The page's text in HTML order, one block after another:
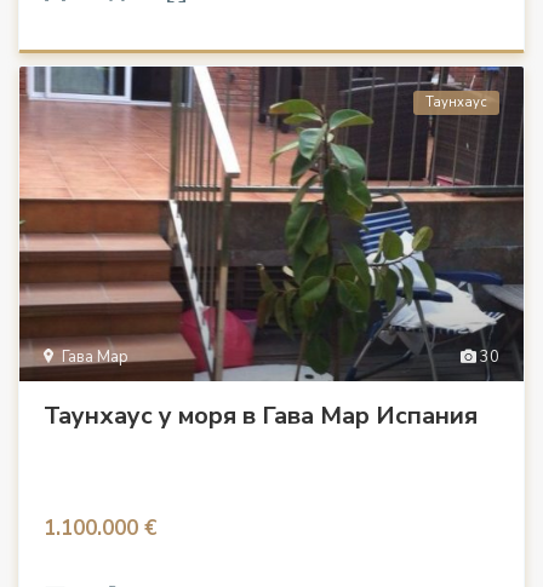
30
Гава Мар
Таунхаус
Таунхаус у моря в Гава Мар Испания
1.100.000 €